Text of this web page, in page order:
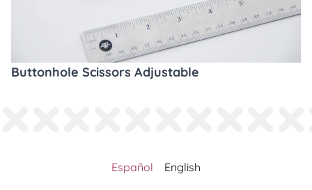
Buttonhole Scissors Adjustable
Español English